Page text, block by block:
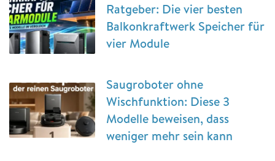
Ratgeber: Die vier besten
Balkonkraftwerk Speicher für
vier Module
Saugroboter ohne
Wischfunktion: Diese 3
Modelle beweisen, dass
weniger mehr sein kann